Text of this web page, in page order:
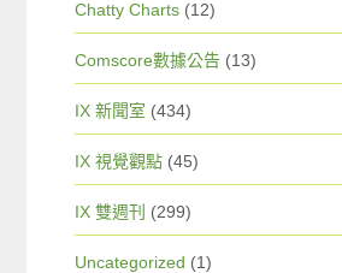
Chatty Charts (12)
Comscore數據公告 (13)
IX 新聞室 (434)
IX 視覺觀點 (45)
IX 雙週刊 (299)
Uncategorized (1)